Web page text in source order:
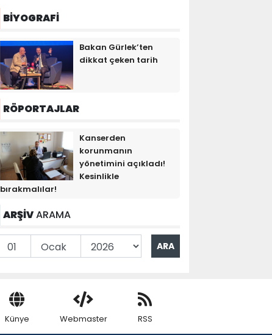
BİYOGRAFİ
Bakan Gürlek’ten
dikkat çeken tarih
RÖPORTAJLAR
Kanserden
korunmanın
yönetimini açıkladı!
Kesinlikle
bırakmalılar!
ARŞİVARAMA
Künye Webmaster RSS